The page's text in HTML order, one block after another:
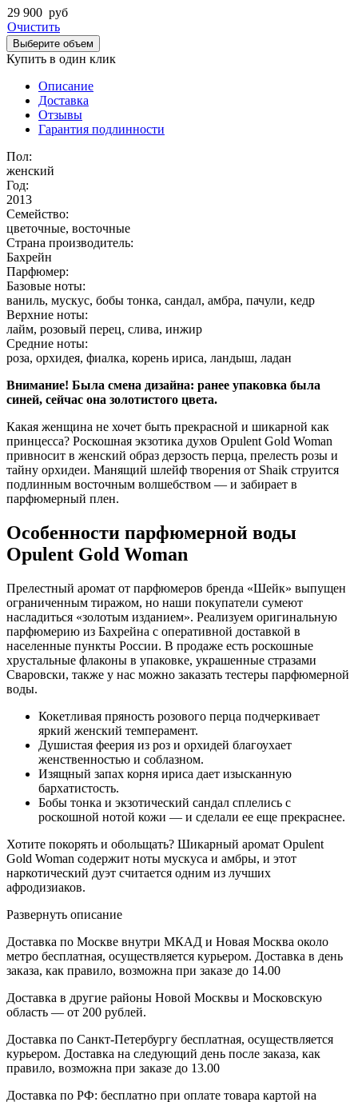
29 900 руб
Очистить
Выберите объем
Купить в один клик
Описание
Доставка
Отзывы
Гарантия подлинности
Пол:
женский
Год:
2013
Семейство:
цветочные, восточные
Страна производитель:
Бахрейн
Парфюмер:
Базовые ноты:
ваниль, мускус, бобы тонка, сандал, амбра, пачули, кедр
Верхние ноты:
лайм, розовый перец, слива, инжир
Средние ноты:
роза, орхидея, фиалка, корень ириса, ландыш, ладан
Внимание! Была смена дизайна: ранее упаковка была
синей, сейчас она золотистого цвета.
Какая женщина не хочет быть прекрасной и шикарной как
принцесса? Роскошная экзотика духов Opulent Gold Woman
привносит в женский образ дерзость перца, прелесть розы и
тайну орхидеи. Манящий шлейф творения от Shaik струится
подлинным восточным волшебством — и забирает в
парфюмерный плен.
Особенности парфюмерной воды
Opulent Gold Woman
Прелестный аромат от парфюмеров бренда «Шейк» выпущен
ограниченным тиражом, но наши покупатели сумеют
насладиться «золотым изданием». Реализуем оригинальную
парфюмерию из Бахрейна с оперативной доставкой в
населенные пункты России. В продаже есть роскошные
хрустальные флаконы в упаковке, украшенные стразами
Сваровски, также у нас можно заказать тестеры парфюмерной
воды.
Кокетливая пряность розового перца подчеркивает
яркий женский темперамент.
Душистая феерия из роз и орхидей благоухает
женственностью и соблазном.
Изящный запах корня ириса дает изысканную
бархатистость.
Бобы тонка и экзотический сандал сплелись с
роскошной нотой кожи — и сделали ее еще прекраснее.
Хотите покорять и обольщать? Шикарный аромат Opulent
Gold Woman содержит ноты мускуса и амбры, и этот
наркотический дуэт считается одним из лучших
афродизиаков.
Развернуть описание
Доставка по Москве внутри МКАД и Новая Москва около
метро бесплатная, осуществляется курьером. Доставка в день
заказа, как правило, возможна при заказе до 14.00
Доставка в другие районы Новой Москвы и Московскую
область — от 200 рублей.
Доставка по Санкт-Петербургу бесплатная, осуществляется
курьером. Доставка на следующий день после заказа, как
правило, возможна при заказе до 13.00
Доставка по РФ: бесплатно при оплате товара картой на